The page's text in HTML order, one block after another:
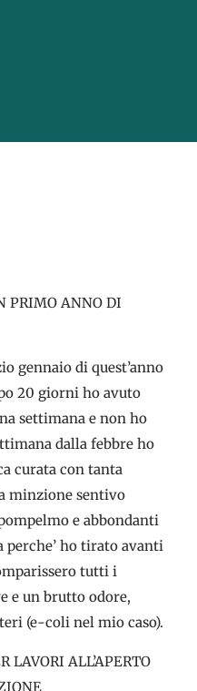
PRIMO ANNO DI
gennaio di quest’anno
20 giorni ho avuto
settimana e non ho
dalla febbre ho
curata con tanta
minzione sentivo
e abbondanti
perche’ ho tirato avanti
tutti i
e un brutto odore,
(e-coli nel mio caso).
LAVORI ALL’APERTO